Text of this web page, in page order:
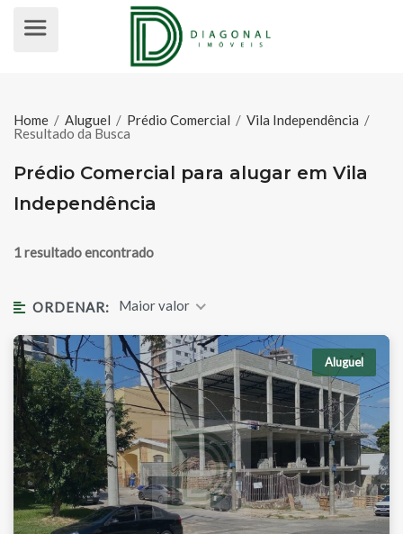
Home / Aluguel / Prédio Comercial / Vila Independência /
Resultado da Busca
Prédio Comercial para alugar em Vila
Independência
1 resultado encontrado
ORDENAR: Maior valor
Aluguel